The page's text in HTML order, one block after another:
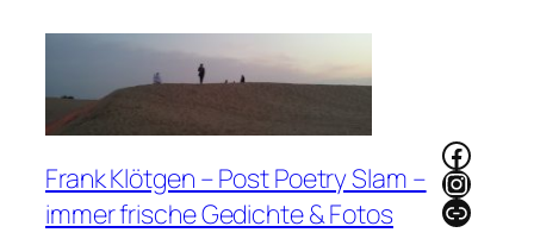
Frank Klötgen – Post Poetry Slam –
immer frische Gedichte & Fotos
Link